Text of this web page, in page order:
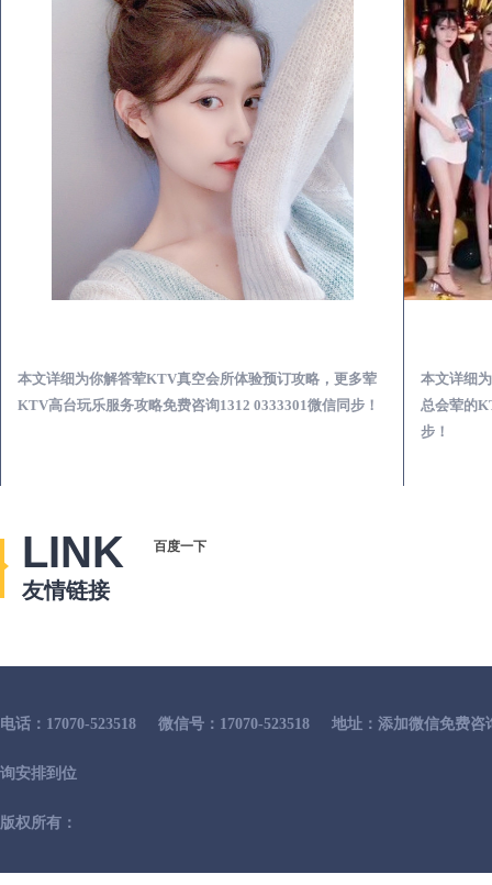
本文详细为你解答荤KTV真空会所体验预订攻略，更多荤
KTV高台玩乐服务攻略免费咨询1312 0333301微信同步！
本文详细
总会荤的
步！
LINK
友情链接
百度一下
电话：17070-523518 微信号：17070-523518 地址：添加微信免费
询安排到位
版权所有：